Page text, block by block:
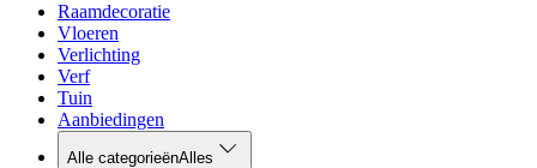
Raamdecoratie
Vloeren
Verlichting
Verf
Tuin
Aanbiedingen
Alle categorieënAlles